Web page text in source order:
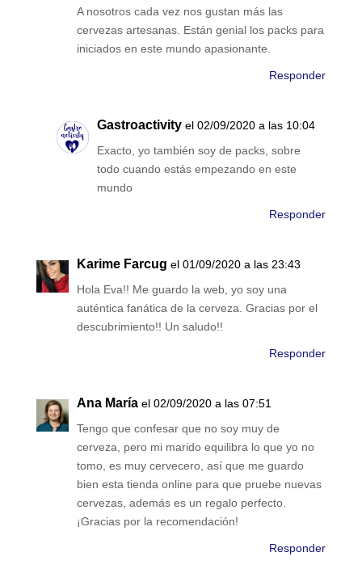
A nosotros cada vez nos gustan más las
cervezas artesanas. Están genial los packs para
iniciados en este mundo apasionante.
Responder
Gastroactivity el 02/09/2020 a las 10:04
Exacto, yo también soy de packs, sobre
todo cuando estás empezando en este
mundo
Responder
Karime Farcug el 01/09/2020 a las 23:43
Hola Eva!! Me guardo la web, yo soy una
auténtica fanática de la cerveza. Gracias por el
descubrimiento!! Un saludo!!
Responder
Ana María el 02/09/2020 a las 07:51
Tengo que confesar que no soy muy de
cerveza, pero mi marido equilibra lo que yo no
tomo, es muy cervecero, así que me guardo
bien esta tienda online para que pruebe nuevas
cervezas, además es un regalo perfecto.
¡Gracias por la recomendación!
Responder